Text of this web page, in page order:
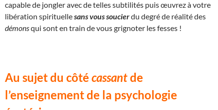
capable de jongler avec de telles subtilités puis œuvrez à votre
libération spirituellesans vous soucierdu degré de réalité des
démonsqui sont en train de vous grignoter les fesses !
Au sujet du côté cassantde
l’enseignement de la psychologie